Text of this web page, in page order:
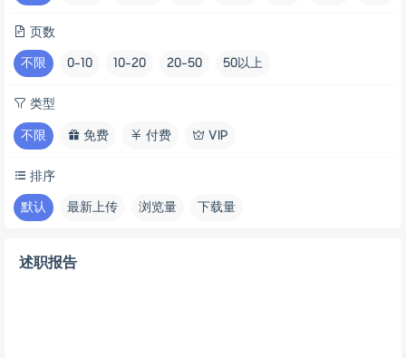
页数
不限 0-10 10-20 20-50 50以上
类型
不限 免费 付费 VIP
排序
默认 最新上传 浏览量 下载量
述职报告